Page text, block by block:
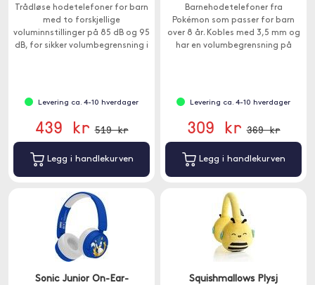
Trådløse hodetelefoner for barn
med to forskjellige
voluminnstillinger på 85 dB og 95
dB, for sikker volumbegrensning i
Levering ca. 4-10 hverdager
439 kr 519 kr
Legg i handlekurven
Barnehodetelefoner fra
Pokémon som passer for barn
over 8 år. Kobles med 3,5 mm og
har en volumbegrensning på
Levering ca. 4-10 hverdager
309 kr 369 kr
Legg i handlekurven
Sonic Junior On-Ear-
Squishmallows Plysj